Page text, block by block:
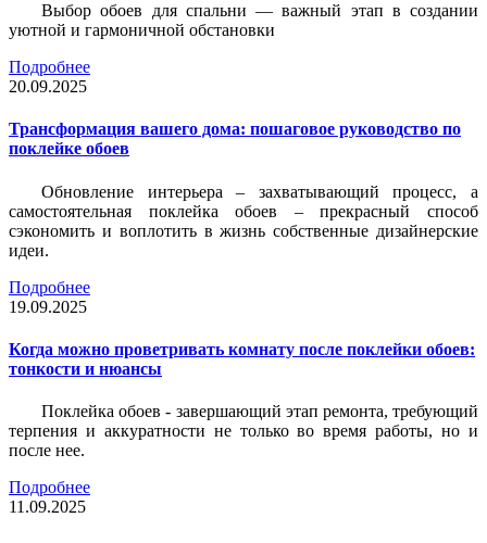
Выбор обоев для спальни — важный этап в создании
уютной и гармоничной обстановки
Подробнее
20.09.2025
Трансформация вашего дома: пошаговое руководство по
поклейке обоев
Обновление интерьера – захватывающий процесс, а
самостоятельная поклейка обоев – прекрасный способ
сэкономить и воплотить в жизнь собственные дизайнерские
идеи.
Подробнее
19.09.2025
Когда можно проветривать комнату после поклейки обоев:
тонкости и нюансы
Поклейка обоев - завершающий этап ремонта, требующий
терпения и аккуратности не только во время работы, но и
после нее.
Подробнее
11.09.2025